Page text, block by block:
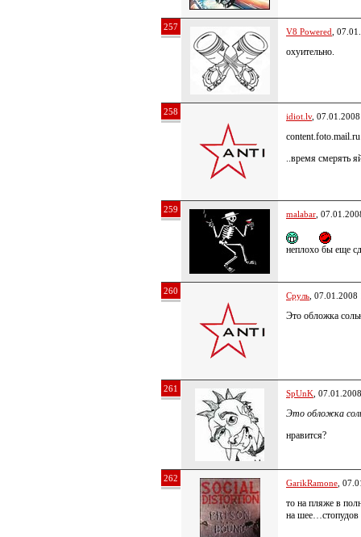
257 V8 Powered ,
охуительно.
258 idiot.lv,
..время смерять
259 malabar ,
неплохо бы еще
260 Сруль ,
Это обложка
261 SpUnK ,
Это обложка
нравится?
262 GarikRamone ,
то на пляже в
на